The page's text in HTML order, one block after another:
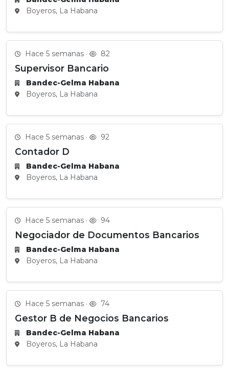
Boyeros, La Habana
Hace 5 semanas · 82
Supervisor Bancario
Bandec-Gelma Habana
Boyeros, La Habana
Hace 5 semanas · 92
Contador D
Bandec-Gelma Habana
Boyeros, La Habana
Hace 5 semanas · 94
Negociador de Documentos Bancarios
Bandec-Gelma Habana
Boyeros, La Habana
Hace 5 semanas · 74
Gestor B de Negocios Bancarios
Bandec-Gelma Habana
Boyeros, La Habana